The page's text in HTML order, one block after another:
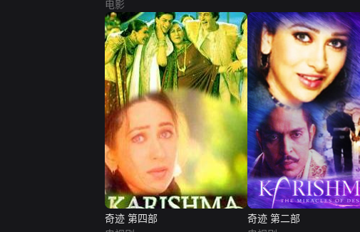
电影
奇迹 第四部
奇迹 第二部